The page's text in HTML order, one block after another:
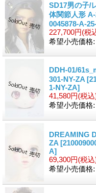
SD17男の子/
体関節人形
0045878-A-
227,700円(税
希望小売価格:
DDH-01/
301-NY-ZA
1-NY-ZA]
41,580円(税込
希望小売価格:
DREAMING
ZA
A]
69,300円(税込
希望小売価格: